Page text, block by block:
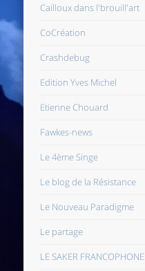
Cailloux dans l'brouill'art
CoCréation
Crashdebug
Edition Yves Michel
Etienne Chouard
Fawkes-news
Le 4ème Singe
Le blog de la Résistance
Le Nouveau Paradigme
Le partage
LE SAKER FRANCOPHONE